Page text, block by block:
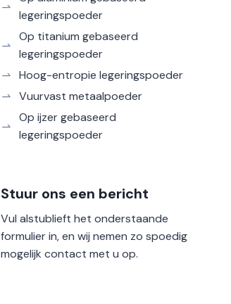
legeringspoeder
Op titanium gebaseerd
legeringspoeder
Hoog-entropie legeringspoeder
Vuurvast metaalpoeder
Op ijzer gebaseerd
legeringspoeder
Stuur ons een bericht
Vul alstublieft het onderstaande
formulier in, en wij nemen zo spoedig
mogelijk contact met u op.